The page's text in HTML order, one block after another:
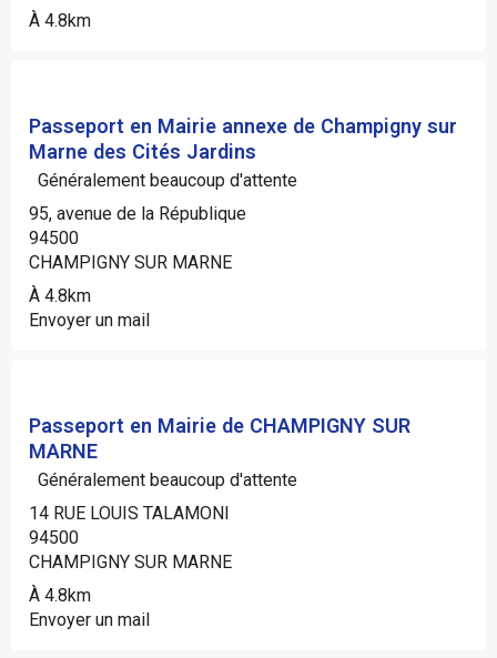
À 4.8km
Passeport en Mairie annexe de Champigny sur
Marne des Cités Jardins
Généralement beaucoup d'attente
95, avenue de la République
94500
CHAMPIGNY SUR MARNE
À 4.8km
Envoyer un mail
Passeport en Mairie de CHAMPIGNY SUR
MARNE
Généralement beaucoup d'attente
14 RUE LOUIS TALAMONI
94500
CHAMPIGNY SUR MARNE
À 4.8km
Envoyer un mail